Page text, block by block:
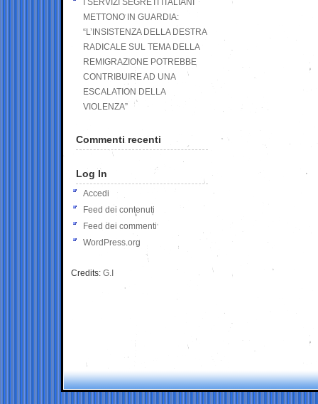
I SERVIZI SEGRETI ITALIANI
METTONO IN GUARDIA:
“L’INSISTENZA DELLA DESTRA
RADICALE SUL TEMA DELLA
REMIGRAZIONE POTREBBE
CONTRIBUIRE AD UNA
ESCALATION DELLA
VIOLENZA”
Commenti recenti
Log In
Accedi
Feed dei contenuti
Feed dei commenti
WordPress.org
Credits: G.I